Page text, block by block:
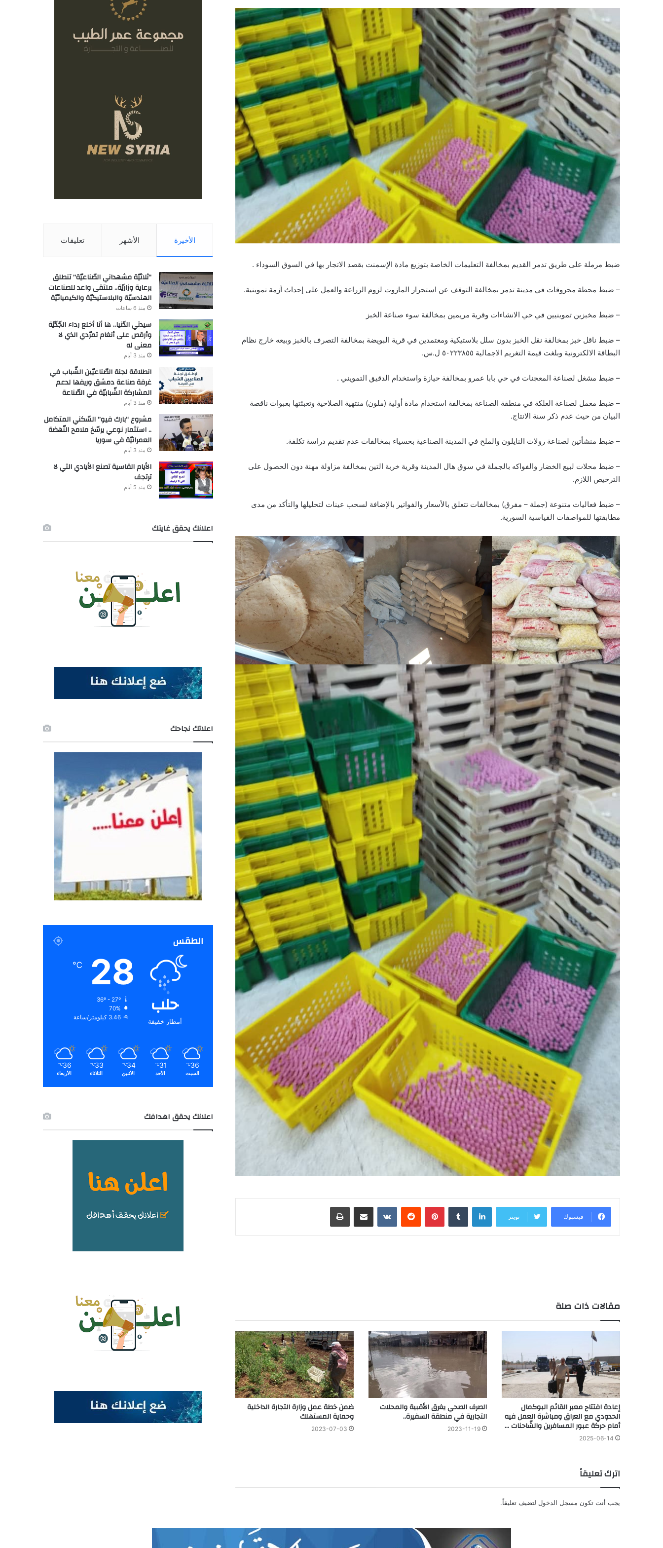
ضبط مرملة على طريق تدمر القديم بمخالفة التعليمات الخاصة بتوزيع مادة الإسمنت بقصد الاتجار بها في السوق السوداء .
– ضبط محطة محروقات في مدينة تدمر بمخالفة التوقف عن استجرار المازوت لزوم الزراعة والعمل على إحداث أزمة تموينية.
– ضبط مخبزين تموينيين في حي الانشاءات وقرية مريمين بمخالفة سوء صناعة الخبز
– ضبط ناقل خبز بمخالفة نقل الخبز بدون سلل بلاستيكية ومعتمدين في قرية البويضة بمخالفة التصرف بالخبز وبيعه خارج نظام
البطاقة الالكترونية وبلغت قيمة التغريم الاجمالية ٥٠٢٢٣٨٥٥ ل.س.
– ضبط مشغل لصناعة المعجنات في حي بابا عمرو بمخالفة حيازة واستخدام الدقيق التمويني .
– ضبط معمل لصناعة العلكة في منطقة الصناعة بمخالفة استخدام مادة أولية (ملون) منتهية الصلاحية وتعبئتها بعبوات ناقصة
البيان من حيث عدم ذكر سنة الانتاج.
– ضبط منشأتين لصناعة رولات النايلون والملح في المدينة الصناعية بحسياء بمخالفات عدم تقديم دراسة تكلفة.
– ضبط محلات لبيع الخضار والفواكه بالجملة في سوق هال المدينة وقرية خربة التين بمخالفة مزاولة مهنة دون الحصول على
الترخيص اللازم.
– ضبط فعاليات متنوعة (جملة – مفرق) بمخالفات تتعلق بالأسعار والفواتير بالإضافة لسحب عينات لتحليلها والتأكد من مدى
مطابقتها للمواصفات القياسية السورية.
فيسبوك تويتر
لينكدإن بينتيريست مشاركة عبر البريد طباعة
مقالات ذات صلة
إعادة افتتاح معبر القائم البوكمال
الحدودي مع العراق ومباشرة العمل فيه
أمام حركة عبور المسافرين والشّاحنات …
2025-06-14
الصرف الصحي يغرق الأقبية والمحلات
التجارية في منطقة السفيرة..
2023-11-19
ضمن خطة عمل وزارة التجارة الداخلية
وحماية المستهلك
2023-07-03
اترك تعليقاً
يجب أنت تكون مسجل الدخول لتضيف تعليقاً.
الأخيرة الأشهر تعليقات
“ثلاثيّة مشهداني الصّناعيّة” تنطلق
برعاية وزاريّة.. ملتقى واعد للصناعات
الهندسيّة والبلاستيكيّة والكيميائيّة
منذ 6 ساعات
سيدتي الدّنيا.. ها أنا أخلع رداء الجّدّيّة
وأرقص على أنغام تمرّدي الذي لا
معنى له
منذ 3 أيام
انطلاقة لجنة الصّناعيّين الشّباب في
غرفة صناعة دمشق وريفها لدعم
المشاركة الشّبابيّة في الصّناعة
منذ 3 أيام
مشروع “بارك فيو” السّكني المتكامل
.. استثمار نوعي يرسّخ ملامح النّهضة
العمرانيّة في سوريا
منذ 3 أيام
الأيام القاسية تصنع الأيادي التي لا
ترتجف
منذ 5 أيام
اعلانك يحقق غايتك
اعلاتك نجاحك
الطقس
حلب
أمطار خفيفة
28
℃
36º - 27º
70%
3.46 كيلومتر/ساعة
36
℃
السبت
31
℃
الأحد
34
℃
الأثنين
33
℃
الثلاثاء
36
℃
الأربعاء
اعلانك يحقق اهدافك